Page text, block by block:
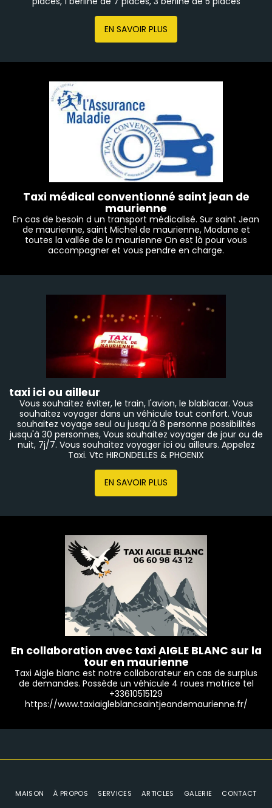
EN SAVOIR PLUS
Taxi médical conventionné saint jean de
maurienne
En cas de besoin d un transport médicalisé. Sur saint Jean
de maurienne, saint Michel de maurienne, Modane et
toutes la vallée de la maurienne On est là pour vous
accompagner et vous pendre en charge.
taxi ici ou ailleur
Vous souhaitez éviter, le train, l'avion, le blablacar. Vous
souhaitez voyager dans un véhicule tout confort. Vous
souhaitez voyage seul ou jusqu'à 8 personne possibilités
jusqu'à 30 personnes, Vous souhaitez voyager de jour ou de
nuit, 7j/7. Vous souhaitez voyager ici ou ailleurs. Appelez
Taxi. Vtc HIRONDELLES & PHOENIX
EN SAVOIR PLUS
En collaboration avec taxi AIGLE BLANC sur la
tour en maurienne
Taxi Aigle blanc est notre collaborateur en cas de surplus
de demandes. Possède un véhicule 4 roues motrice tel
+33610515129
https://www.taxiaigleblancsaintjeandemaurienne.fr/
MAISON À PROPOS SERVICES ARTICLES GALERIE CONTACT